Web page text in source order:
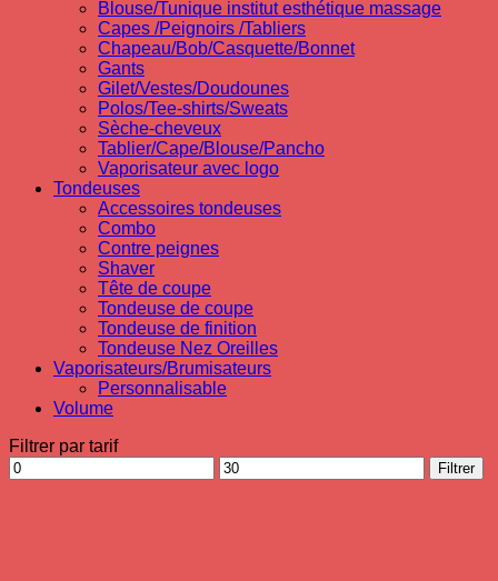
Blouse/Tunique institut esthétique massage
Capes /Peignoirs /Tabliers
Chapeau/Bob/Casquette/Bonnet
Gants
Gilet/Vestes/Doudounes
Polos/Tee-shirts/Sweats
Sèche-cheveux
Tablier/Cape/Blouse/Pancho
Vaporisateur avec logo
Tondeuses
Accessoires tondeuses
Combo
Contre peignes
Shaver
Tête de coupe
Tondeuse de coupe
Tondeuse de finition
Tondeuse Nez Oreilles
Vaporisateurs/Brumisateurs
Personnalisable
Volume
Filtrer par tarif
Prix
min
Prix
max
Filtrer